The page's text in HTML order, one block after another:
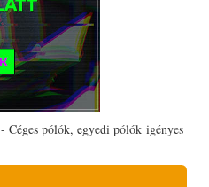
- Céges pólók, egyedi pólók igényes